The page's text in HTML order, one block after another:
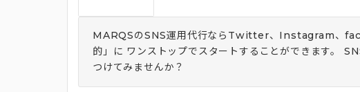
MARQSのSNS運用代行ならTwitter、Instagram、
的」に ワンストップでスタートすることができます。
つけてみませんか？